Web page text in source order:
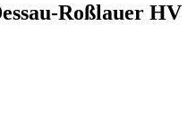
Roßlauer HV